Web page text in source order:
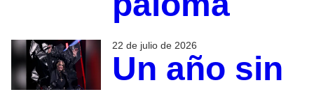
22 de julio de 2026
Un año sin